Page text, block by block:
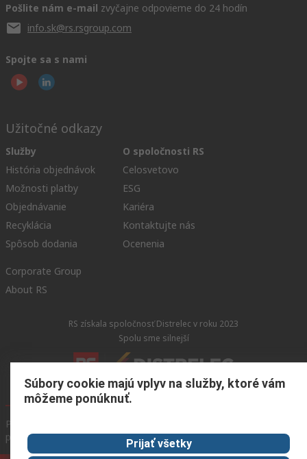
Pošlite nám e-mail zvyčajne odpovieme do 24 hodín
info.sk@rs.rsgroup.com
Spojte sa s nami
Užitočné odkazy
Služby
História objednávok
Možnosti platby
Objednávanie
Recyklácia
Spôsob dodania
O spoločnosti RS
Celosvetovo
ESG
Kariéra
Kontaktujte nás
Ocenenia
Corporate Group
About RS
RS získala spoločnosť Distrelec v roku 2023
Spolu sme silnejší
Podmienky našej webovej stránky
podmienky
Ochrana osobných údajov Súbory cookie
Súbory cookie majú vplyv na služby, ktoré vám
môžeme ponúknuť.
Prijať všetky